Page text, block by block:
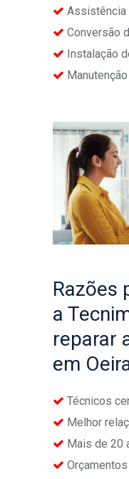
Assistência
Conversão
Instalação
Razões
a
reparar
em
Técnicos
Melhor
Mais de 20